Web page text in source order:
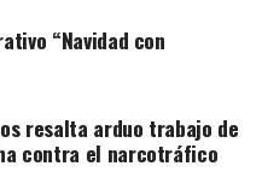
“Navidad con
resalta arduo trabajo de
contra el narcotráfico